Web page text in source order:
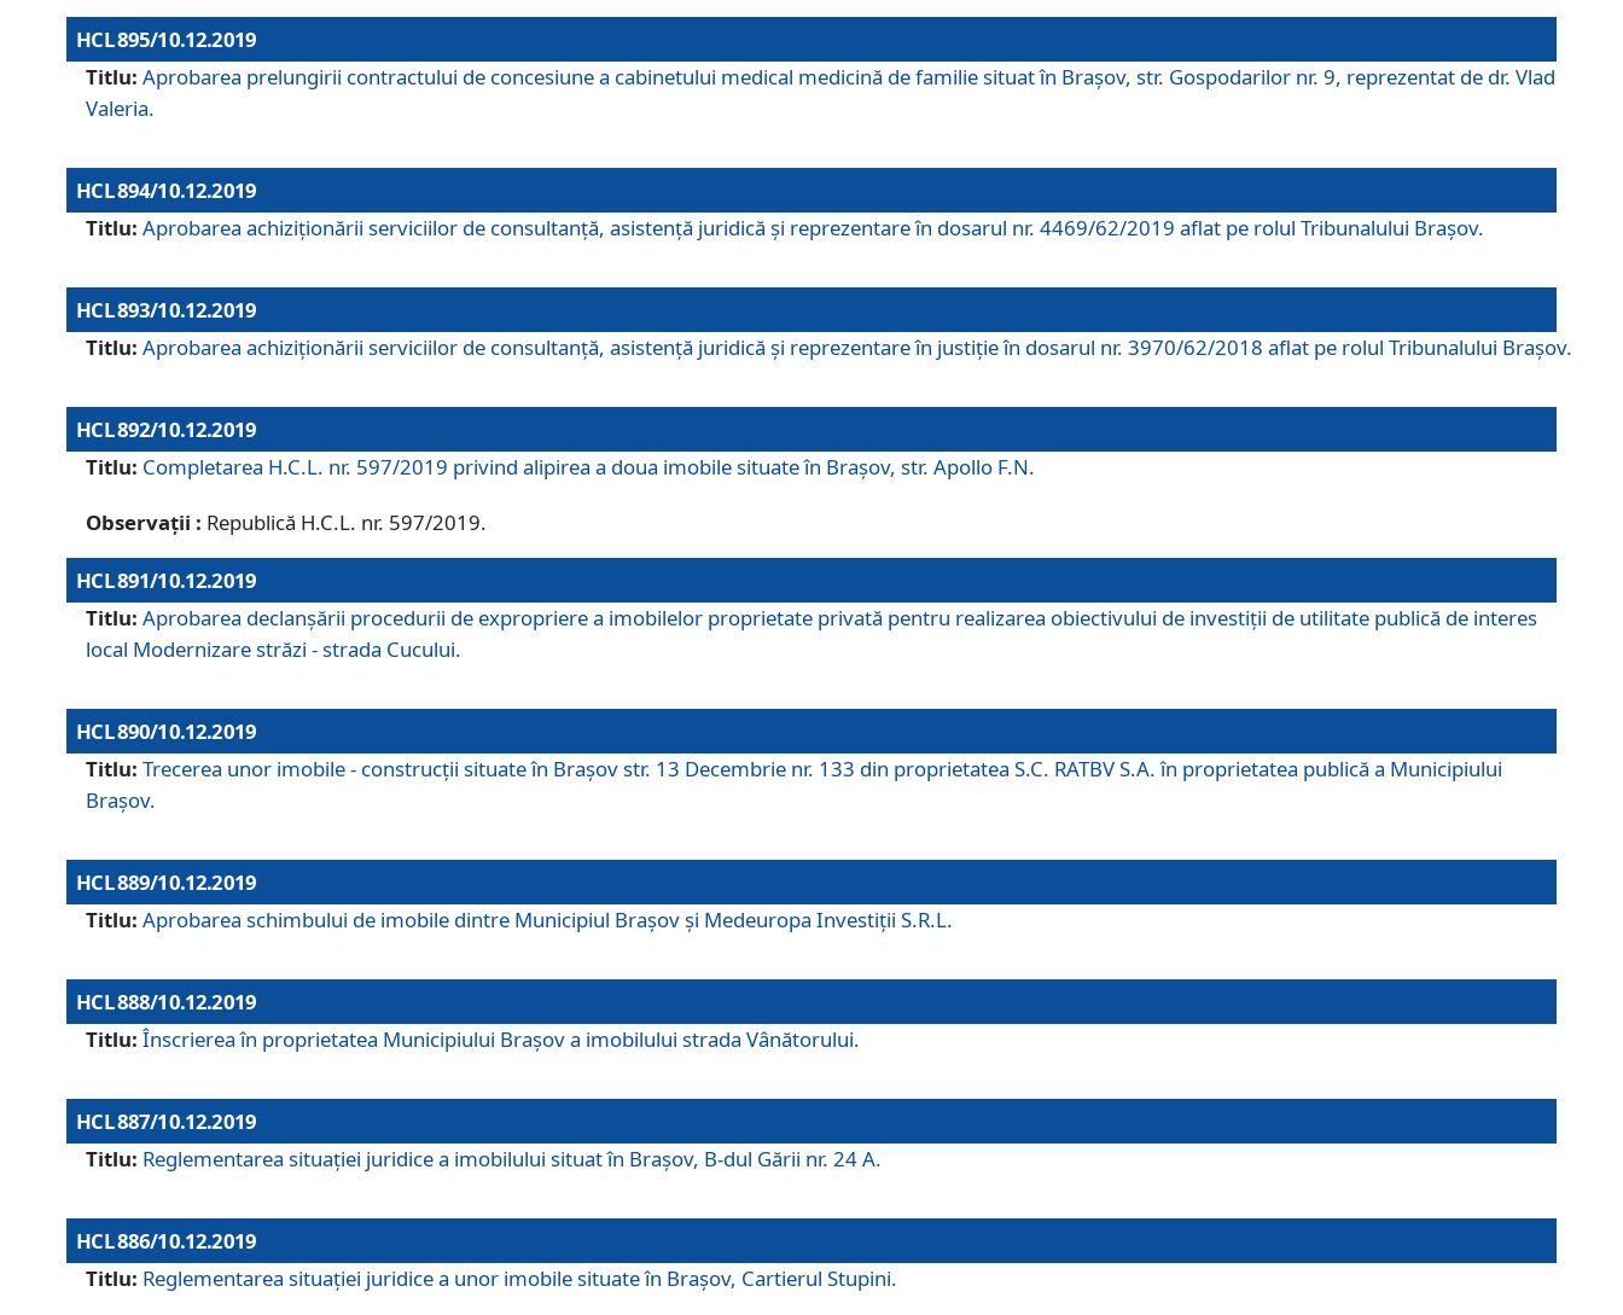
HCL 895/10.12.2019
Titlu: Aprobarea prelungirii contractului de concesiune a cabinetului medical medicină de familie situat în Braşov, str. Gospodarilor nr. 9, reprezentat de dr. Vlad
Valeria.
HCL 894/10.12.2019
Titlu: Aprobarea achiziţionării serviciilor de consultanţă, asistenţă juridică şi reprezentare în dosarul nr. 4469/62/2019 aflat pe rolul Tribunalului Braşov.
HCL 893/10.12.2019
Titlu: Aprobarea achiziţionării serviciilor de consultanţă, asistenţă juridică şi reprezentare în justiţie în dosarul nr. 3970/62/2018 aflat pe rolul Tribunalului Braşov.
HCL 892/10.12.2019
Titlu: Completarea H.C.L. nr. 597/2019 privind alipirea a doua imobile situate în Brașov, str. Apollo F.N.
Observații : Republică H.C.L. nr. 597/2019.
HCL 891/10.12.2019
Titlu: Aprobarea declanșării procedurii de expropriere a imobilelor proprietate privată pentru realizarea obiectivului de investiții de utilitate publică de interes
local Modernizare străzi - strada Cucului.
HCL 890/10.12.2019
Titlu: Trecerea unor imobile - construcții situate în Brașov str. 13 Decembrie nr. 133 din proprietatea S.C. RATBV S.A. în proprietatea publică a Municipiului
Brașov.
HCL 889/10.12.2019
Titlu: Aprobarea schimbului de imobile dintre Municipiul Brașov și Medeuropa Investiții S.R.L.
HCL 888/10.12.2019
Titlu: Înscrierea în proprietatea Municipiului Braşov a imobilului strada Vânătorului.
HCL 887/10.12.2019
Titlu: Reglementarea situației juridice a imobilului situat în Brașov, B-dul Gării nr. 24 A.
HCL 886/10.12.2019
Titlu: Reglementarea situaţiei juridice a unor imobile situate în Braşov, Cartierul Stupini.